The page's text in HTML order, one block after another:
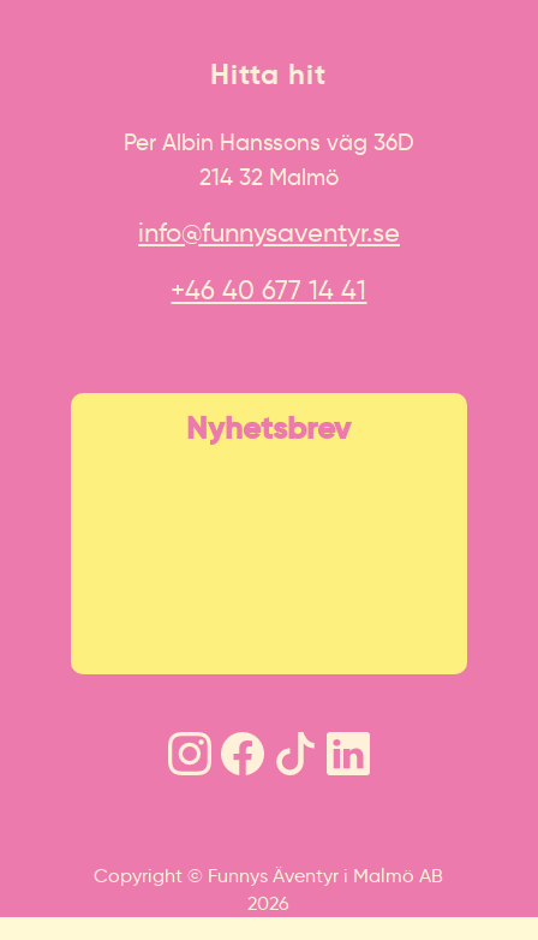
Hitta hit
Per Albin Hanssons väg 36D
214 32 Malmö
info@funnysaventyr.se
+46 40 677 14 41
Nyhetsbrev
Copyright © Funnys Äventyr i Malmö AB
2026